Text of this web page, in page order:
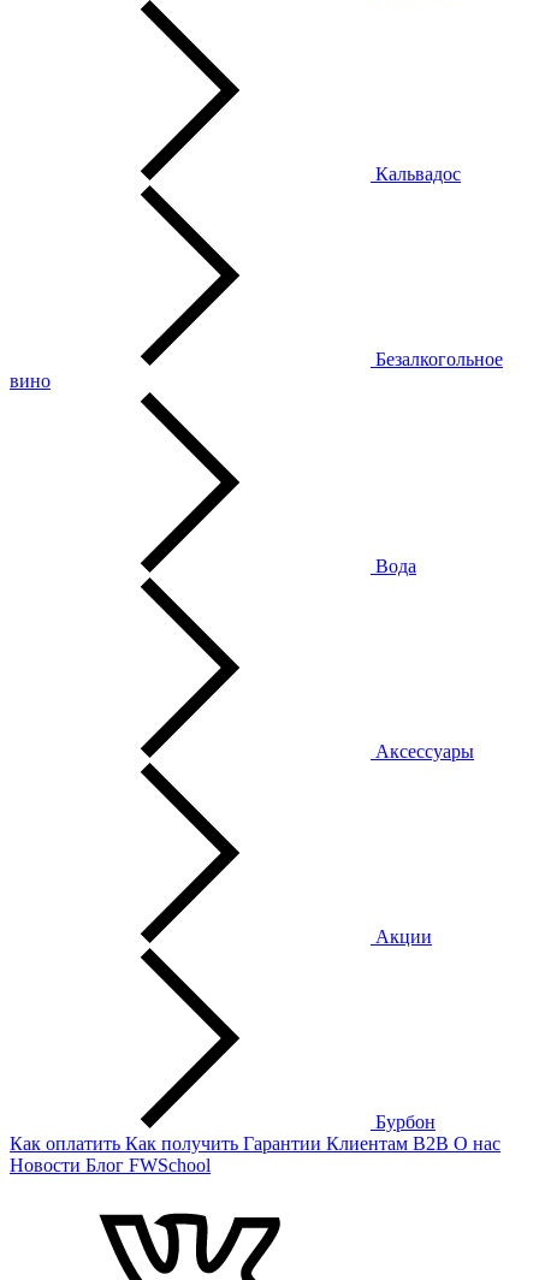
Кальвадос
Безалкогольное
вино
Вода
Аксессуары
Акции
Бурбон
Как оплатить Как получить Гарантии Клиентам B2B О нас
Новости Блог FWSchool